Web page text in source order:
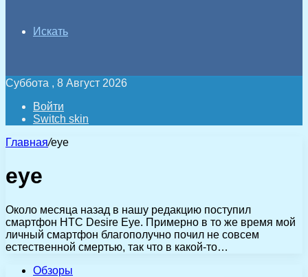
Искать
Суббота , 8 Август 2026
Войти
Switch skin
Главная/eye
eye
Около месяца назад в нашу редакцию поступил
смартфон HTC Desire Eye. Примерно в то же время мой
личный смартфон благополучно почил не совсем
естественной смертью, так что в какой-то…
Обзоры